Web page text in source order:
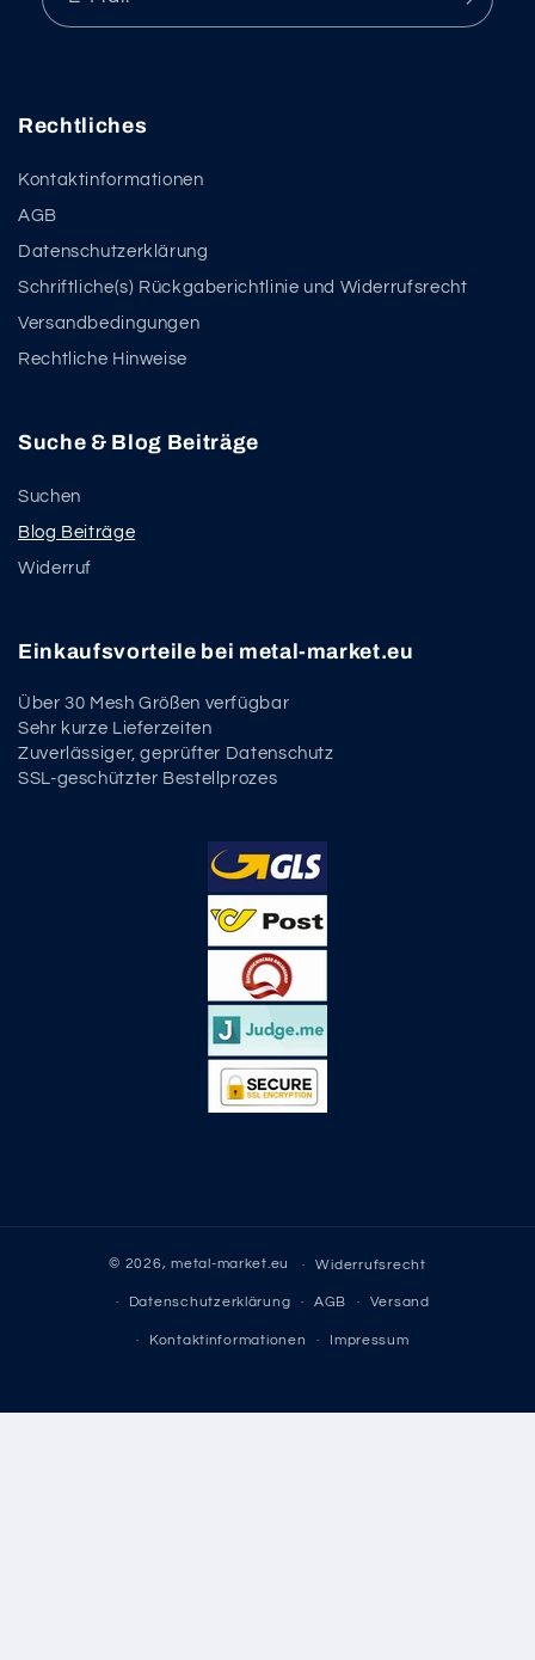
Rechtliches
Kontaktinformationen
AGB
Datenschutzerklärung
Schriftliche(s) Rückgaberichtlinie und Widerrufsrecht
Versandbedingungen
Rechtliche Hinweise
Suche & Blog Beiträge
Suchen
Blog Beiträge
Widerruf
Einkaufsvorteile bei metal-market.eu
Über 30 Mesh Größen verfügbar
Sehr kurze Lieferzeiten
Zuverlässiger, geprüfter Datenschutz
SSL-geschützter Bestellprozes
© 2026,metal-market.eu Widerrufsrecht
Datenschutzerklärung AGB Versand
Kontaktinformationen Impressum